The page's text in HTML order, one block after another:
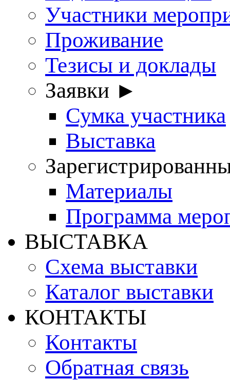
Участники
Проживание
Тезисы и доклады
Заявки ►
Сумка участника
Выставка
Материалы
Программа
ВЫСТАВКА
Схема выставки
Каталог выставки
КОНТАКТЫ
Контакты
Обратная связь